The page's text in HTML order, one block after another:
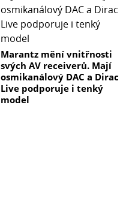
Marantz mění vnitřnosti
svých AV receiverů. Mají
osmikanálový DAC a Dirac
Live podporuje i tenký
model